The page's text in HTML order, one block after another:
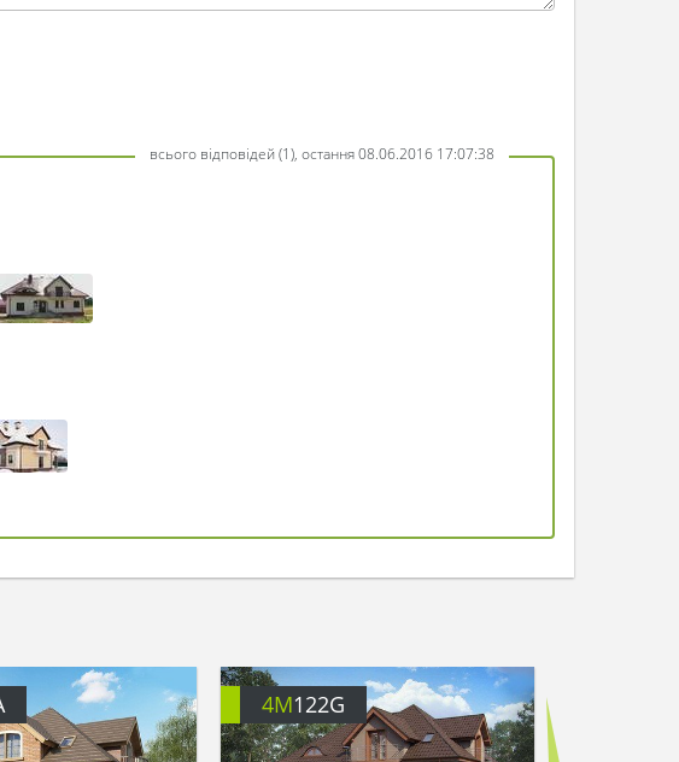
всього відповідей (1), остання 08.06.2016 17:07:38
4M122G